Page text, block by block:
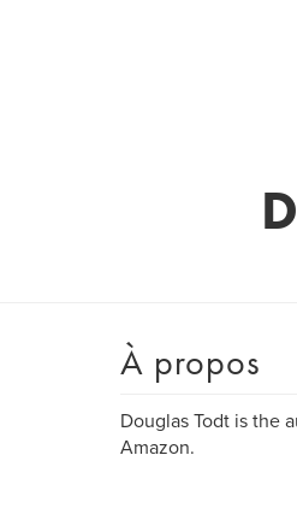
À propos
Douglas Todt is the
Amazon.